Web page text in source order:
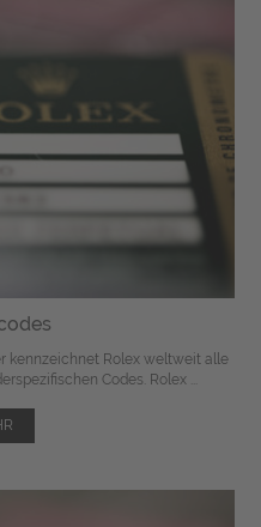
kennzeichnet Rolex weltweit alle
Codes. Rolex ...